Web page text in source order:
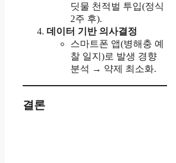
딧물 천적벌 투입(정식
2주 후).
데이터 기반 의사결정
스마트폰 앱(병해충 예
찰 일지)로 발생 경향
분석 → 약제 최소화.
결론